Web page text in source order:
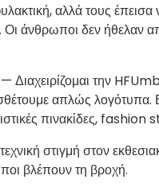
αλλά τους
Οι άνθρωποι δεν ήθελαν
την
απλώς λογότυπα.
πινακίδες,
στιγμή στον
βλέπουν τη βροχή.